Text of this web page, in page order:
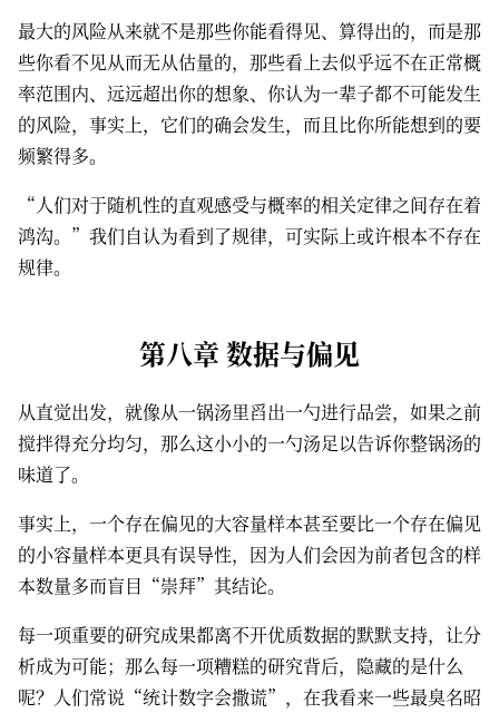
最大的风险从来就不是那些你能看得见、算得出的，而是那
些你看不见从而无从估量的，那些看上去似乎远不在正常概
率范围内、远远超出你的想象、你认为一辈子都不可能发生
的风险，事实上，它们的确会发生，而且比你所能想到的要
频繁得多。
“人们对于随机性的直观感受与概率的相关定律之间存在着
鸿沟。”我们自认为看到了规律，可实际上或许根本不存在
规律。
第八章 数据与偏见
从直觉出发，就像从一锅汤里舀出一勺进行品尝，如果之前
搅拌得充分均匀，那么这小小的一勺汤足以告诉你整锅汤的
味道了。
事实上，一个存在偏见的大容量样本甚至要比一个存在偏见
的小容量样本更具有误导性，因为人们会因为前者包含的样
本数量多而盲目“崇拜”其结论。
每一项重要的研究成果都离不开优质数据的默默支持，让分
析成为可能；那么每一项糟糕的研究背后，隐藏的是什么
呢？人们常说“统计数字会撒谎”，在我看来一些最臭名昭